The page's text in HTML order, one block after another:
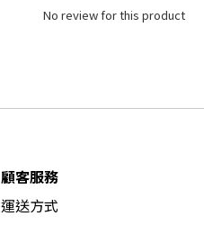
No review for this product
顧客服務
運送方式